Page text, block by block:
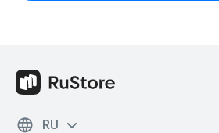
RU